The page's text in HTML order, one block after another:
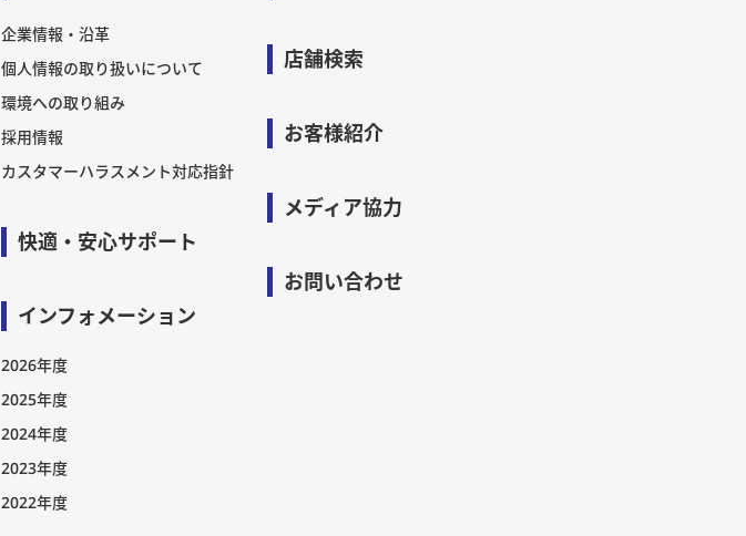
企業情報・沿革
個人情報の取り扱いについて
環境への取り組み
採用情報
カスタマーハラスメント対応指針
快適・安心サポート
インフォメーション
2026年度
2025年度
2024年度
2023年度
2022年度
店舗検索
お客様紹介
メディア協力
お問い合わせ